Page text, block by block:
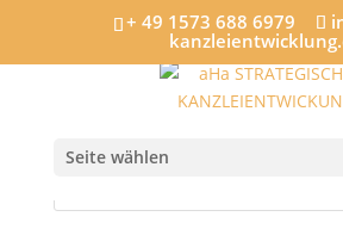
+ 49 1573 688 6979
Seite wählen